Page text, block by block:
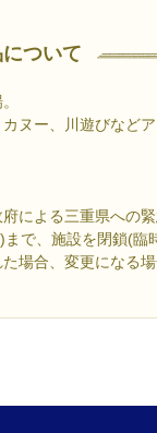
ついて
ヌー、川遊びなど
による三重県への
で、施設を閉鎖(臨
場合、変更になる場